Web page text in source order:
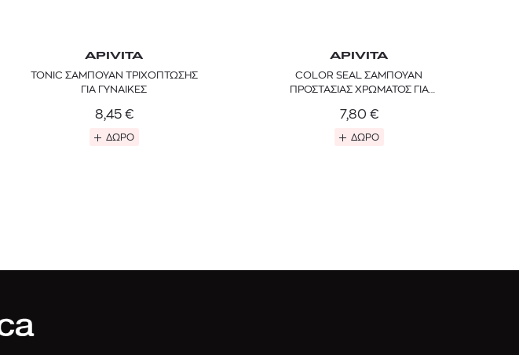
APIVITA
TONIC ΣΑΜΠΟΥΑΝ ΤΡΙΧΟΠΤΩΣΗΣ
ΓΙΑ ΓΥΝΑΙΚΕΣ
8,45 €
ΔΩΡΟ
APIVITA
COLOR SEAL ΣΑΜΠΟΥΑΝ
ΠΡΟΣΤΑΣΙΑΣ ΧΡΩΜΑΤΟΣ ΓΙΑ
ΜΑΛΛΙΑ
7,80 €
ΔΩΡΟ